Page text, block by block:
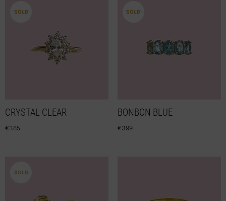
SOLD
CRYSTAL CLEAR
€365
SOLD
BONBON BLUE
€399
SOLD